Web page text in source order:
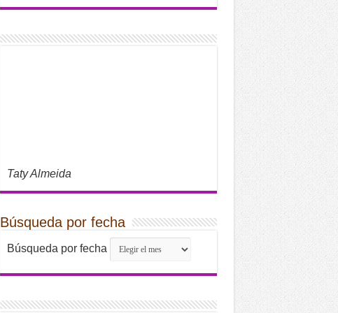
Taty Almeida
Búsqueda por fecha
Búsqueda por fecha